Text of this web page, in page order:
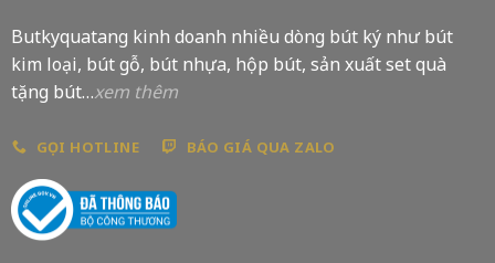
Butkyquatang kinh doanh nhiều dòng bút ký như bút
kim loại, bút gỗ, bút nhựa, hộp bút, sản xuất set quà
tặng bút…xem thêm
GỌI HOTLINE BÁO GIÁ QUA ZALO